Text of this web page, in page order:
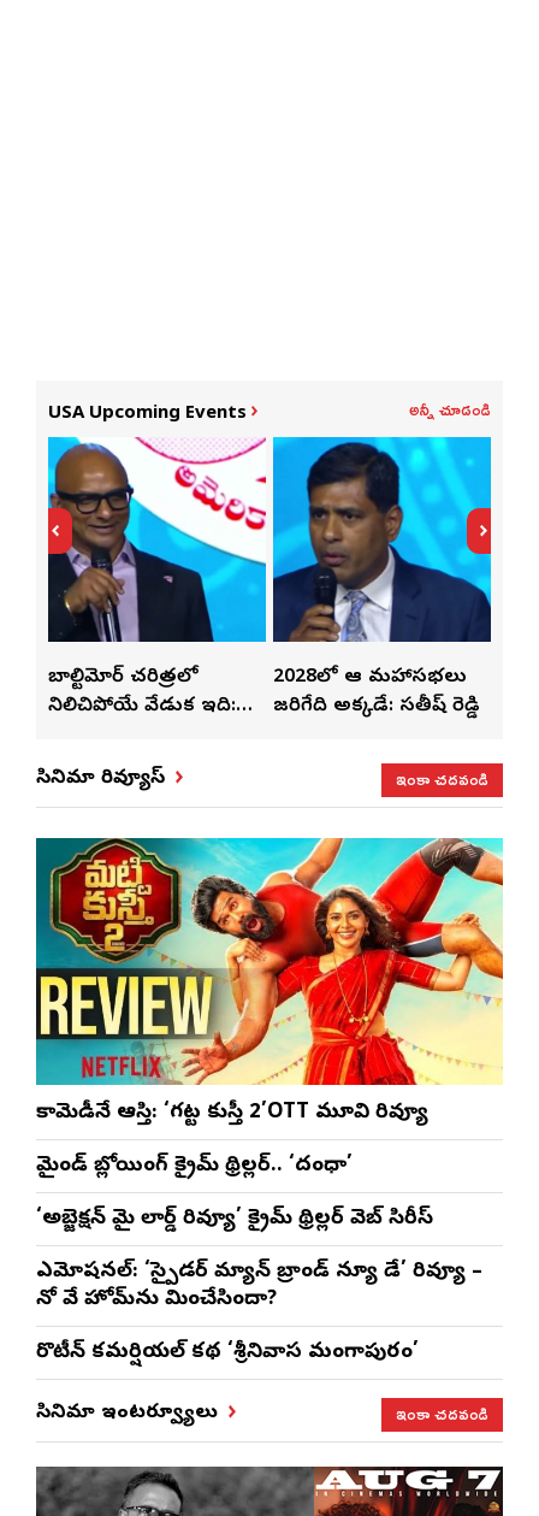
USA Upcoming Events అన్నీ చూడండి
బాల్టిమోర్ చరిత్రలో
నిలిచిపోయే వేడుక ఇది:
2028లో ఆటా మహాసభలు
జరిగేది అక్కడే: సతీష్ రెడ్డి
సినిమా రివ్యూస్ ఇంకా చదవండి
కామెడీనే ఆస్తి: ‘గట్ట కుస్తీ 2’OTT మూవి రివ్యూ
మైండ్ బ్లోయింగ్ క్రైమ్ థ్రిల్లర్.. ‘దంధా’
‘అబ్జెక్ష‌న్ మై లార్డ్ రివ్యూ’ క్రైమ్ థ్రిల్ల‌ర్ వెబ్ సిరీస్
ఎమోష‌న‌ల్‌: ‘స్పైడర్ మ్యాన్ బ్రాండ్ న్యూ డే’ రివ్యూ –
నో వే హోమ్‌ను మించేసిందా?
రొటీన్‌ కమర్షియల్‌ కథ ‘శ్రీనివాస మంగాపురం’
సినిమా ఇంటర్వ్యూలు ఇంకా చదవండి